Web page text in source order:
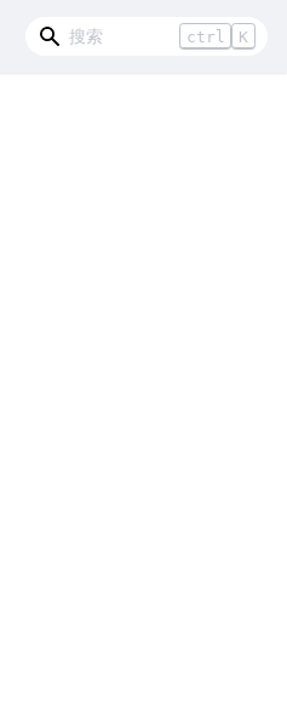
ctrl K